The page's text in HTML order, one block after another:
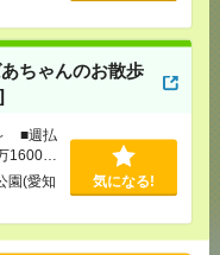
ちゃんのお散歩
■週払
円
園(愛知
気になる!
LINEで送る
ブックマーク